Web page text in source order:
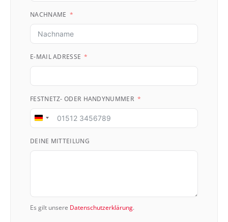
NACHNAME
E-MAIL ADRESSE
FESTNETZ- ODER HANDYNUMMER
Germany
DEINE MITTEILUNG
Es gilt unsere Datenschutzerklärung.